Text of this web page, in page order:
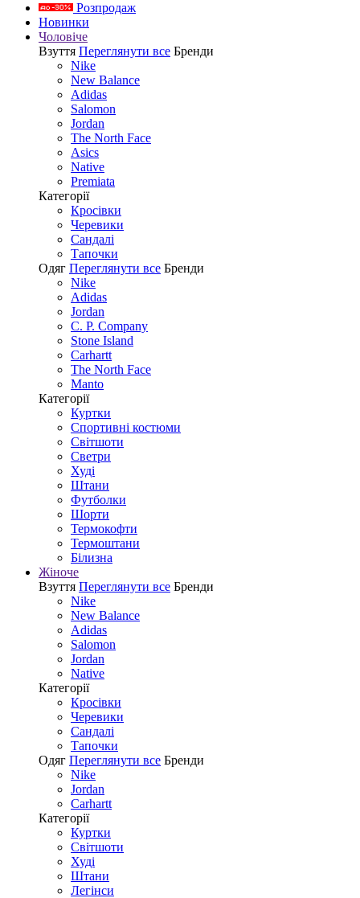
Розпродаж
Новинки
Чоловіче
Взуття Переглянути все Бренди
Nike
New Balance
Adidas
Salomon
Jordan
The North Face
Asics
Native
Premiata
Категорії
Кросівки
Черевики
Сандалі
Tапочки
Одяг Переглянути все Бренди
Nike
Adidas
Jordan
C. P. Company
Stone Island
Carhartt
The North Face
Manto
Категорії
Куртки
Спортивні костюми
Світшоти
Светри
Худі
Штани
Футболки
Шорти
Термокофти
Термоштани
Білизна
Жіноче
Взуття Переглянути все Бренди
Nike
New Balance
Adidas
Salomon
Jordan
Native
Категорії
Кросівки
Черевики
Сандалі
Tапочки
Одяг Переглянути все Бренди
Nike
Jordan
Carhartt
Категорії
Куртки
Світшоти
Худі
Штани
Легінси